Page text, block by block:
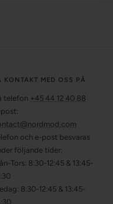
KONTAKT MED OSS PÅ
telefon +45 44 12 40 88
och e-post besvaras
följande tider:
Tors: 8:30-12:45 & 13:45-
8:30-12:45 & 13:45-